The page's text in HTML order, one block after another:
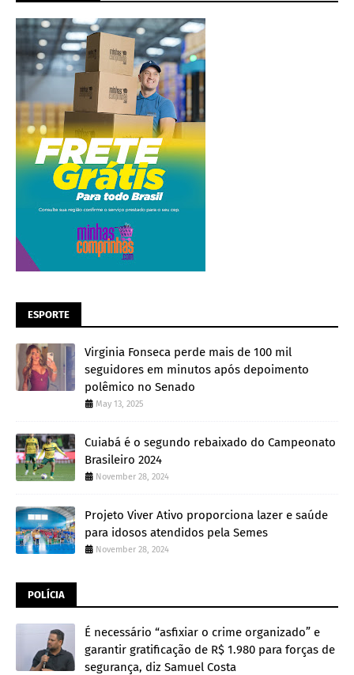
ESPORTE
Virginia Fonseca perde mais de 100 mil
seguidores em minutos após depoimento
polêmico no Senado
May 13, 2025
Cuiabá é o segundo rebaixado do Campeonato
Brasileiro 2024
November 28, 2024
Projeto Viver Ativo proporciona lazer e saúde
para idosos atendidos pela Semes
November 28, 2024
POLÍCIA
É necessário “asfixiar o crime organizado” e
garantir gratificação de R$ 1.980 para forças de
segurança, diz Samuel Costa